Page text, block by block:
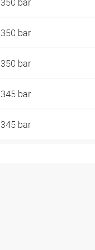
350 bar
350 bar
345 bar
345 bar